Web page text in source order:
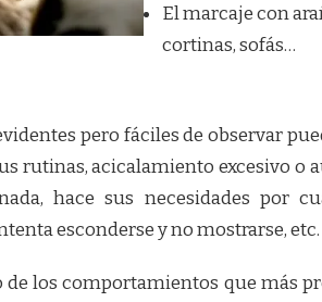
El marcaje con
cortinas, sofás…
pero fáciles de observar
rutinas, acicalamiento excesivo o
hace sus necesidades por
esconderse y no mostrarse, etc.
de los comportamientos que más